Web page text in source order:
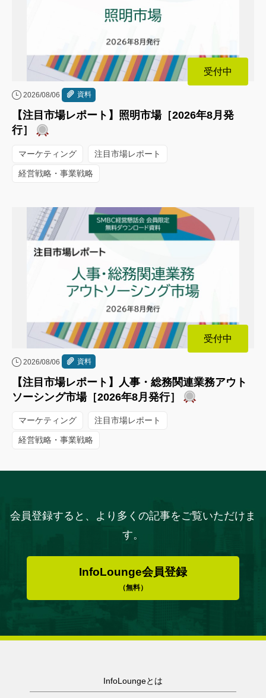
受付中
2026/08/06 資料
【注目市場レポート】照明市場［2026年8月発
行］
マーケティング 注目市場レポート
経営戦略・事業戦略
受付中
2026/08/06 資料
【注目市場レポート】人事・総務関連業務アウト
ソーシング市場［2026年8月発行］
マーケティング 注目市場レポート
経営戦略・事業戦略
会員登録すると、より多くの記事をご覧いただけま
す。
InfoLounge会員登録
（無料）
InfoLoungeとは